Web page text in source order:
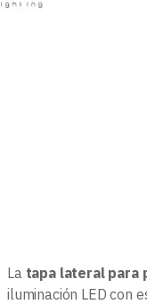
La tapa lateral para
iluminación LED con